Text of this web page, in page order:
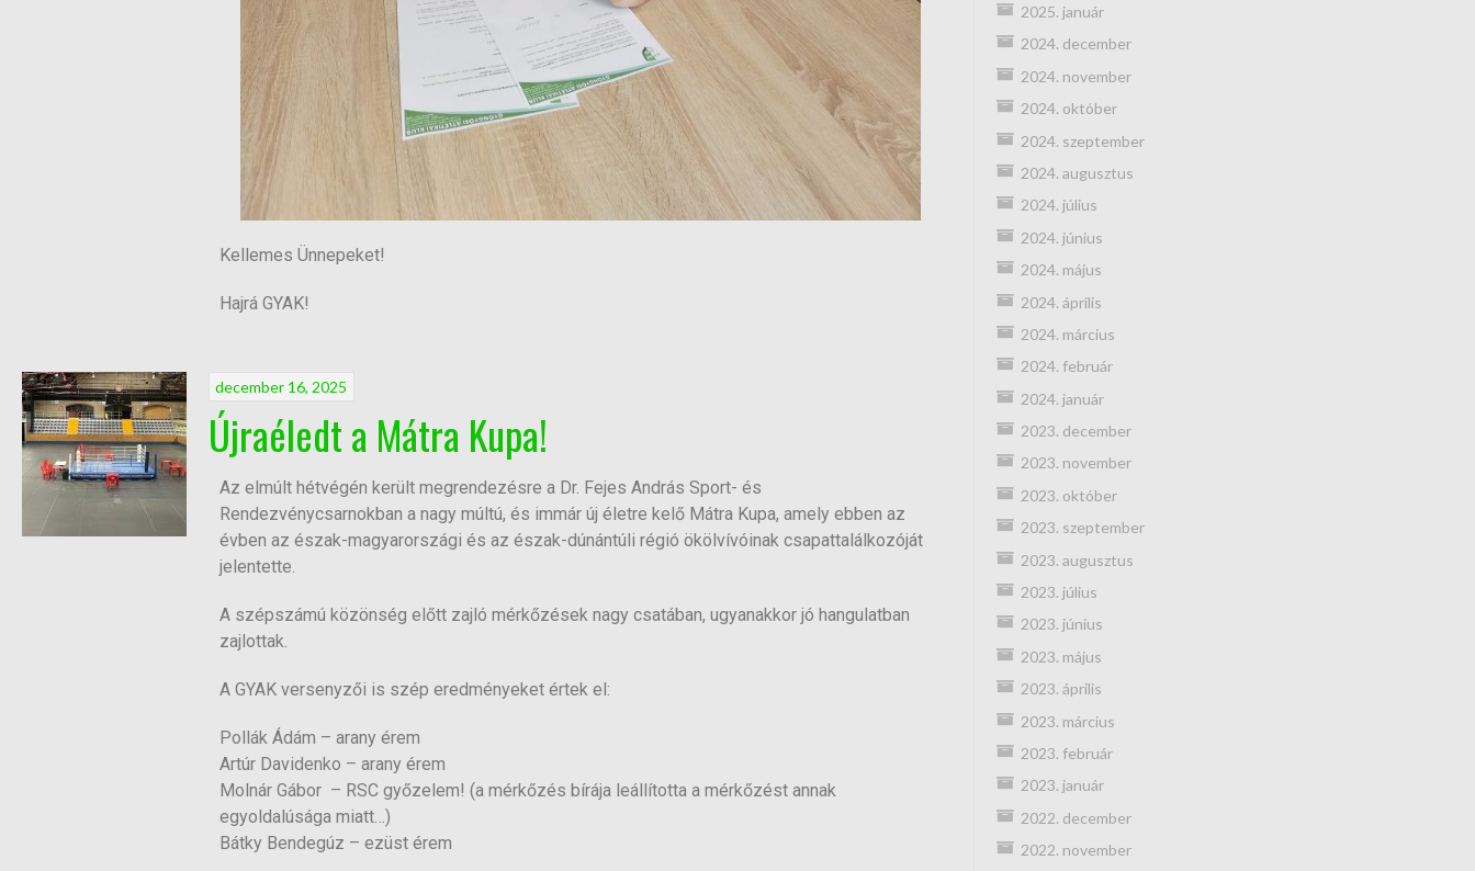
Kellemes Ünnepeket!
Hajrá GYAK!
december 16, 2025
Újraéledt a Mátra Kupa!
Az elmúlt hétvégén került megrendezésre a Dr. Fejes András Sport- és
Rendezvénycsarnokban a nagy múltú, és immár új életre kelő Mátra Kupa, amely ebben az
évben az észak-magyarországi és az észak-dúnántúli régió ökölvívóinak csapattalálkozóját
jelentette.
A szépszámú közönség előtt zajló mérkőzések nagy csatában, ugyanakkor jó hangulatban
zajlottak.
A GYAK versenyzői is szép eredményeket értek el:
Pollák Ádám – arany érem
Artúr Davidenko – arany érem
Molnár Gábor – RSC győzelem! (a mérkőzés bírája leállította a mérkőzést annak
egyoldalúsága miatt…)
Bátky Bendegúz – ezüst érem
2025. január
2024. december
2024. november
2024. október
2024. szeptember
2024. augusztus
2024. július
2024. június
2024. május
2024. április
2024. március
2024. február
2024. január
2023. december
2023. november
2023. október
2023. szeptember
2023. augusztus
2023. július
2023. június
2023. május
2023. április
2023. március
2023. február
2023. január
2022. december
2022. november